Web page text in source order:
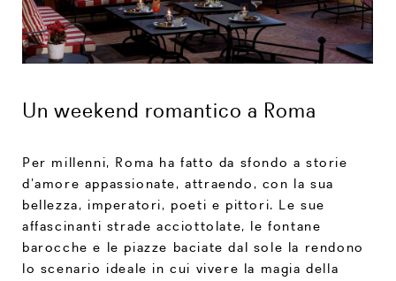
Un weekend romantico a Roma
Per millenni, Roma ha fatto da sfondo a storie
d’amore appassionate, attraendo, con la sua
bellezza, imperatori, poeti e pittori. Le sue
affascinanti strade acciottolate, le fontane
barocche e le piazze baciate dal sole la rendono
lo scenario ideale in cui vivere la magia della